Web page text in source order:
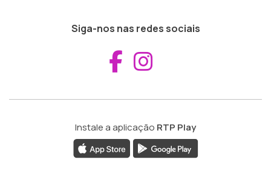
Siga-nos nas redes sociais
Aceder ao
Instale a aplicação RTP Play